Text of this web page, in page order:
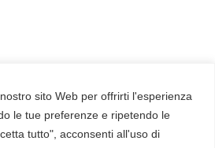
sito Web per offrirti l'esperienza
le tue preferenze e ripetendo le
tutto", acconsenti all'uso di